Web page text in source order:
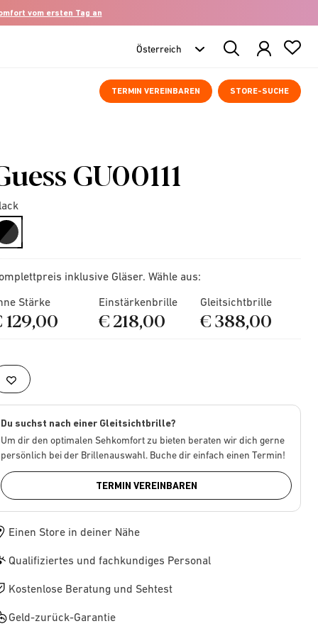
vom ersten Tag an
Search
Products
TERMIN VEREINBAREN STORE-SUCHE
GU00111
selected
inklusive Gläser. Wähle aus:
Stärke
129,00
Einstärkenbrille
€ 218,00
Gleitsichtbrille
€ 388,00
Du suchst nach einer Gleitsichtbrille?
Um dir den optimalen Sehkomfort zu bieten beraten wir dich gerne
persönlich bei der Brillenauswahl. Buche dir einfach einen Termin!
TERMIN VEREINBAREN
Einen Store in deiner Nähe
Qualifiziertes und fachkundiges Personal
Kostenlose Beratung und Sehtest
Geld-zurück-Garantie